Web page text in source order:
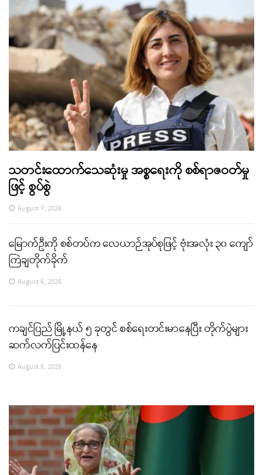
သတင်းထောက်သေဆုံးမှု အစ္စရေးကို စစ်ရာဇဝတ်မှု
ဖြင့် စွပ်စွဲ
August 7, 2026
မြောက်ဦးကို စစ်တပ်က လေယာဉ်အုပ်စုဖြင့် ဗုံးအလုံး ၃၀ ကျော်
ကြဲချတိုက်ခိုက်
August 6, 2026
ကချင်ပြည် မြို့နယ် ၅ ခုတွင် စစ်ရေးတင်းမာနေပြီး တိုက်ပွဲများ
ဆက်လက်ပြင်းထန်နေ
August 6, 2026